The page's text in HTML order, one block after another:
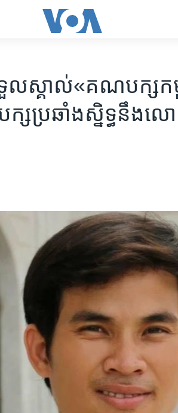
ល​ស្គាល់​«គណ​បក្ស​ក
ក្ស​ប្រឆាំង​ស្និទ្ធ​នឹង​